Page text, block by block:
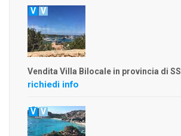
V V
Vendita Villa Bilocale in provincia di SS
richiedi info
V V